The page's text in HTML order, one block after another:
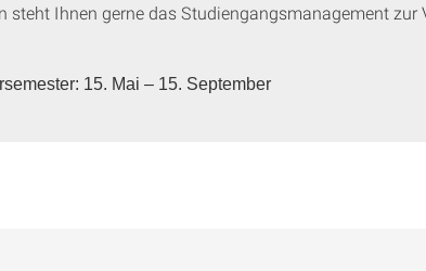
steht Ihnen gerne das Studiengangsmanagement zur
15. Mai – 15. September